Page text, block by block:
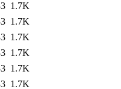
1.7K
1.7K
1.7K
1.7K
1.7K
1.7K